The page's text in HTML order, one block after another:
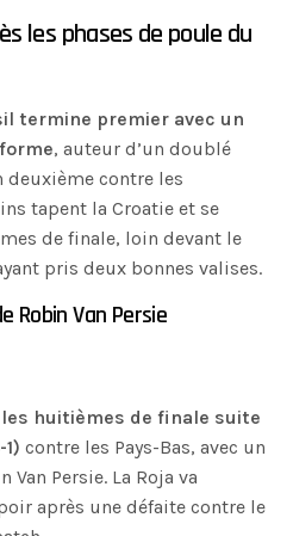
les phases de poule du
termine premier avec un
, auteur d’un doublé
deuxième contre les
tapent la Croatie et se
de finale, loin devant le
pris deux bonnes valises.
Robin Van Persie
les huitièmes de finale suite
contre les Pays-Bas, avec un
Persie. La Roja va
après une défaite contre le